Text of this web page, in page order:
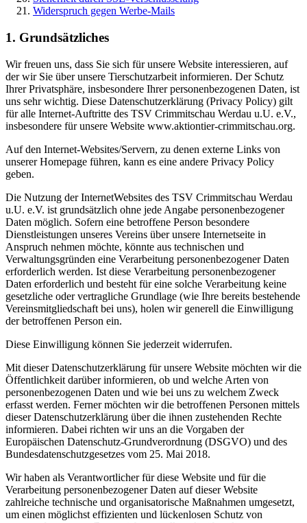
Widerspruch gegen Werbe-Mails
1. Grundsätzliches
Wir freuen uns, dass Sie sich für unsere Website interessieren, auf
der wir Sie über unsere Tierschutzarbeit informieren. Der Schutz
Ihrer Privatsphäre, insbesondere Ihrer personenbezogenen Daten, ist
uns sehr wichtig. Diese Datenschutzerklärung (Privacy Policy) gilt
für alle Internet-Auftritte des TSV Crimmitschau Werdau u.U. e.V.,
insbesondere für unsere Website www.aktiontier-crimmitschau.org.
Auf den Internet-Websites/Servern, zu denen externe Links von
unserer Homepage führen, kann es eine andere Privacy Policy
geben.
Die Nutzung der InternetWebsites des TSV Crimmitschau Werdau
u.U. e.V. ist grundsätzlich ohne jede Angabe personenbezogener
Daten möglich. Sofern eine betroffene Person besondere
Dienstleistungen unseres Vereins über unsere Internetseite in
Anspruch nehmen möchte, könnte aus technischen und
Verwaltungsgründen eine Verarbeitung personenbezogener Daten
erforderlich werden. Ist diese Verarbeitung personenbezogener
Daten erforderlich und besteht für eine solche Verarbeitung keine
gesetzliche oder vertragliche Grundlage (wie Ihre bereits bestehende
Vereinsmitgliedschaft bei uns), holen wir generell die Einwilligung
der betroffenen Person ein.
Diese Einwilligung können Sie jederzeit widerrufen.
Mit dieser Datenschutzerklärung für unsere Website möchten wir die
Öffentlichkeit darüber informieren, ob und welche Arten von
personenbezogenen Daten und wie bei uns zu welchem Zweck
erfasst werden. Ferner möchten wir die betroffenen Personen mittels
dieser Datenschutzerklärung über die ihnen zustehenden Rechte
informieren. Dabei richten wir uns an die Vorgaben der
Europäischen Datenschutz-Grundverordnung (DSGVO) und des
Bundesdatenschutzgesetzes vom 25. Mai 2018.
Wir haben als Verantwortlicher für diese Website und für die
Verarbeitung personenbezogener Daten auf dieser Website
zahlreiche technische und organisatorische Maßnahmen umgesetzt,
um einen möglichst effizienten und lückenlosen Schutz von